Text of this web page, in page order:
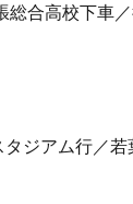
総合高校下車
ジアム行／